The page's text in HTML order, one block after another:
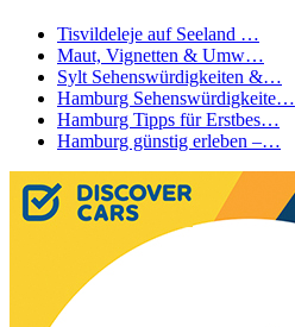
Tisvildeleje auf Seeland …
Maut, Vignetten & Umw…
Sylt Sehenswürdigkeiten &…
Hamburg Sehenswürdigkeite…
Hamburg Tipps für Erstbes…
Hamburg günstig erleben –…